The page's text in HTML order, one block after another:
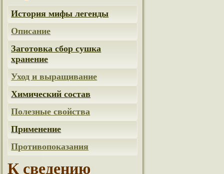
История мифы легенды
Описание
Заготовка сбор сушка
хранение
Уход и выращивание
Химический состав
Полезные свойства
Применение
Противопоказания
К сведению